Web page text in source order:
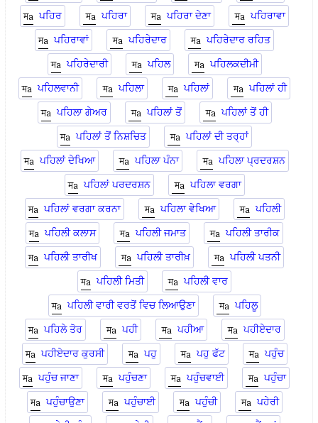
ਪਹਿਰ
ਪਹਿਰਾ ਪਹਿਰਾ ਦੇਣਾ
ਪਹਿਰਾਵਾ
ਪਹਿਰਾਵਾਂ
ਪਹਿਰੇਦਾਰ
ਪਹਿਰੇਦਾਰ ਰਹਿਤ
ਪਹਿਰੇਦਾਰੀ
ਪਹਿਲ
ਪਹਿਲਕਦੀਮੀ
ਪਹਿਲਵਾਨੀ
ਪਹਿਲਾ ਪਹਿਲਾਂ
ਪਹਿਲਾਂ ਹੀ
ਪਹਿਲਾ ਗੇਅਰ
ਪਹਿਲਾਂ ਤੋਂ
ਪਹਿਲਾਂ ਤੋਂ ਹੀ
ਪਹਿਲਾਂ ਤੋਂ ਨਿਸ਼ਚਿਤ
ਪਹਿਲਾਂ ਦੀ ਤਰ੍ਹਾਂ
ਪਹਿਲਾਂ ਦੇਖਿਆ
ਪਹਿਲਾ ਪੰਨਾ
ਪਹਿਲਾ ਪ੍ਰਦਰਸ਼ਨ
ਪਹਿਲਾਂ ਪਰਦਰਸ਼ਨ
ਪਹਿਲਾ ਵਰਗਾ
ਪਹਿਲਾਂ ਵਰਗਾ ਕਰਨਾ
ਪਹਿਲਾ ਵੇਖਿਆ
ਪਹਿਲੀ
ਪਹਿਲੀ ਕਲਾਸ
ਪਹਿਲੀ ਜਮਾਤ
ਪਹਿਲੀ ਤਾਰੀਕ
ਪਹਿਲੀ ਤਾਰੀਖ
ਪਹਿਲੀ ਤਾਰੀਖ਼
ਪਹਿਲੀ ਪਤਨੀ
ਪਹਿਲੀ ਮਿਤੀ
ਪਹਿਲੀ ਵਾਰ
ਪਹਿਲੀ ਵਾਰੀ ਵਰਤੋਂ ਵਿਚ ਲਿਆਉਣਾ
ਪਹਿਲੂ
ਪਹਿਲੇ ਤੋਰ
ਪਹੀ ਪਹੀਆ
ਪਹੀਏਦਾਰ
ਪਹੀਏਦਾਰ ਕੁਰਸੀ
ਪਹੁ ਪਹੁ ਫੱਟ
ਪਹੁੰਚ
ਪਹੁੰਚ ਜਾਣਾ
ਪਹੁੰਚਣਾ ਪਹੁੰਚਵਾਈ
ਪਹੁੰਚਾ
ਪਹੁੰਚਾਉਣਾ
ਪਹੁੰਚਾਈ ਪਹੁੰਚੀ
ਪਹੇਰੀ